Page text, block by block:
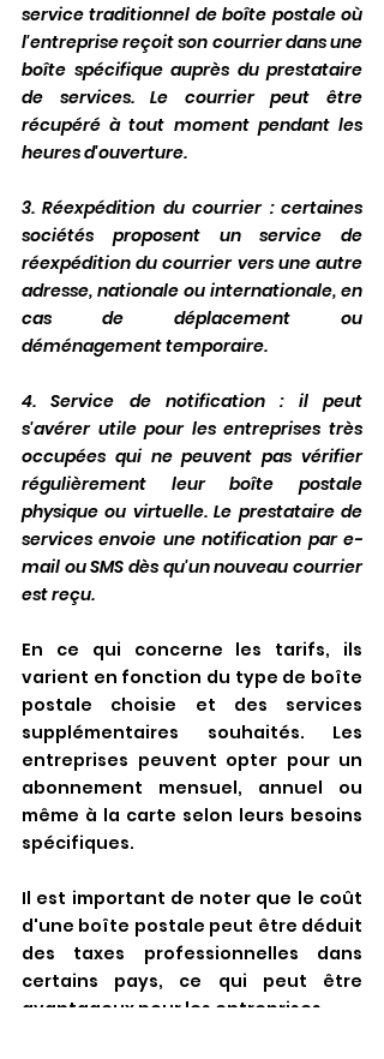
service traditionnel de boîte postale où
l'entreprise reçoit son courrier dans une
boîte spécifique auprès du prestataire
de services. Le courrier peut être
récupéré à tout moment pendant les
heures d'ouverture.
3. Réexpédition du courrier : certaines
sociétés proposent un service de
réexpédition du courrier vers une autre
adresse, nationale ou internationale, en
cas de déplacement ou
déménagement temporaire.
4. Service de notification : il peut
s'avérer utile pour les entreprises très
occupées qui ne peuvent pas vérifier
régulièrement leur boîte postale
physique ou virtuelle. Le prestataire de
services envoie une notification par e-
mail ou SMS dès qu'un nouveau courrier
est reçu.
En ce qui concerne les tarifs, ils
varient en fonction du type de boîte
postale choisie et des services
supplémentaires souhaités. Les
entreprises peuvent opter pour un
abonnement mensuel, annuel ou
même à la carte selon leurs besoins
spécifiques.
Il est important de noter que le coût
d'une boîte postale peut être déduit
des taxes professionnelles dans
certains pays, ce qui peut être
avantageux pour les entreprises.